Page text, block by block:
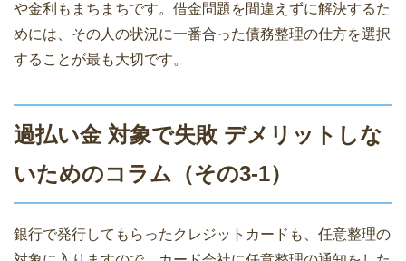
や金利もまちまちです。借金問題を間違えずに解決するた
めには、その人の状況に一番合った債務整理の仕方を選択
することが最も大切です。
過払い金 対象で失敗 デメリットしな
いためのコラム（その3-1）
銀行で発行してもらったクレジットカードも、任意整理の